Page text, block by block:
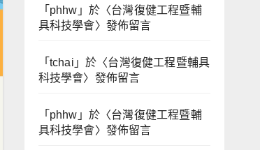
「 phhw 」於〈台灣復健工程暨輔
具科技學會〉發佈留言
「 tchai 」於〈台灣復健工程暨輔具
科技學會〉發佈留言
「 phhw 」於〈台灣復健工程暨輔
具科技學會〉發佈留言